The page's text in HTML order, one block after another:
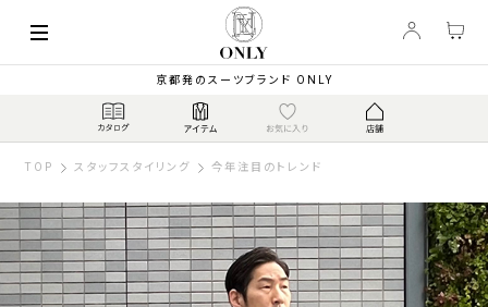
京都発のスーツブランド ONLY
TOP スタッフスタイリング 今年注目のトレンド